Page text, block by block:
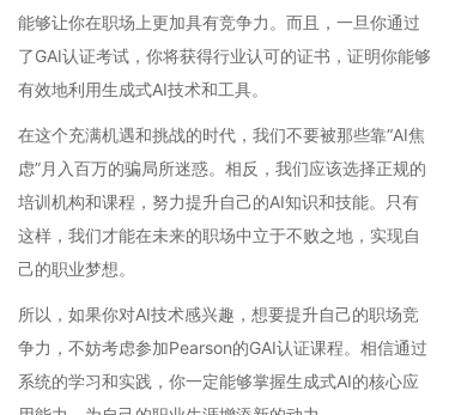
能够让你在职场上更加具有竞争力。而且，一旦你通过
了GAI认证考试，你将获得行业认可的证书，证明你能够
有效地利用生成式AI技术和工具。
在这个充满机遇和挑战的时代，我们不要被那些靠“AI焦
虑”月入百万的骗局所迷惑。相反，我们应该选择正规的
培训机构和课程，努力提升自己的AI知识和技能。只有
这样，我们才能在未来的职场中立于不败之地，实现自
己的职业梦想。
所以，如果你对AI技术感兴趣，想要提升自己的职场竞
争力，不妨考虑参加Pearson的GAI认证课程。相信通过
系统的学习和实践，你一定能够掌握生成式AI的核心应